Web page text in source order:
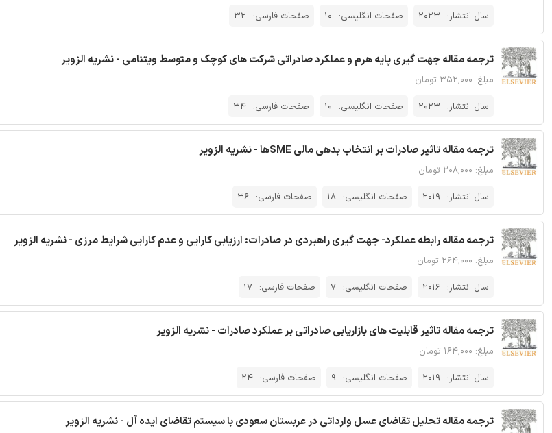
سال انتشار: 2023 صفحات انگلیسی: 10 صفحات فارسی: 32
ترجمه مقاله جهت گیری پایه هرم و عملکرد صادراتی شرکت های کوچک و متوسط ویتنامی - نشریه الزویر
مبلغ: ۳۵۲,۰۰۰ تومان
سال انتشار: 2023 صفحات انگلیسی: 10 صفحات فارسی: 34
ترجمه مقاله تاثیر صادرات بر انتخاب بدهی مالی SMEها - نشریه الزویر
مبلغ: ۲۰۸,۰۰۰ تومان
سال انتشار: 2019 صفحات انگلیسی: 18 صفحات فارسی: 36
ترجمه مقاله رابطه عملکرد- جهت گیری راهبردی در صادرات: ارزیابی کارایی و عدم کارایی شرایط مرزی - نشریه الزویر
مبلغ: ۲۶۴,۰۰۰ تومان
سال انتشار: 2016 صفحات انگلیسی: 7 صفحات فارسی: 17
ترجمه مقاله تاثیر قابلیت های بازاریابی صادراتی بر عملکرد صادرات - نشریه الزویر
مبلغ: ۱۶۴,۰۰۰ تومان
سال انتشار: 2019 صفحات انگلیسی: 9 صفحات فارسی: 24
ترجمه مقاله تحلیل تقاضای عسل وارداتی در عربستان سعودی با سیستم تقاضای ایده آل - نشریه الزویر